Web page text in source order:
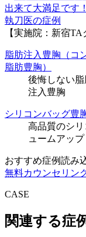
執刀医の症例
【実施院：新宿TA
脂肪注入豊胸（コ
脂肪豊胸）
後悔しない
注入豊胸
シリコンバッグ豊
高品質のシ
ュームアップ
おすすめ症例読み
無料カウンセリン
CASE
関連する症